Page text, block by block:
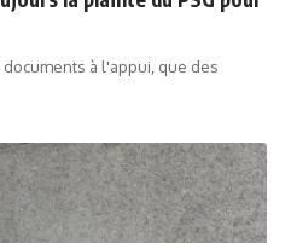
à l'appui, que des